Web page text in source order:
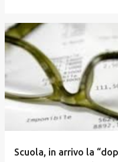
Scuola, in arrivo la